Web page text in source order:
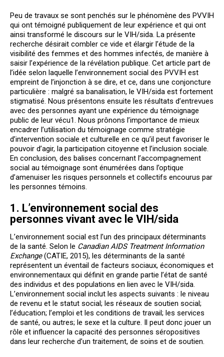
Peu de travaux se sont penchés sur le phénomène des PVVIH
qui ont témoigné publiquement de leur expérience et qui ont
ainsi transformé le discours sur le VIH/sida. La présente
recherche désirait combler ce vide et élargir l’étude de la
visibilité des femmes et des hommes infectés, de manière à
saisir l’expérience de la révélation publique. Cet article part de
l’idée selon laquelle l’environnement social des PVVIH est
empreint de l’injonction à se dire, et ce, dans une conjoncture
particulière : malgré sa banalisation, le VIH/sida est fortement
stigmatisé. Nous présentons ensuite les résultats d’entrevues
avec des personnes ayant une expérience du témoignage
public de leur vécu1. Nous prônons l’importance de mieux
encadrer l’utilisation du témoignage comme stratégie
d’intervention sociale et culturelle en ce qu’il peut favoriser le
pouvoir d’agir, la participation citoyenne et l’inclusion sociale.
En conclusion, des balises concernant l’accompagnement
social au témoignage sont énumérées dans l’optique
d’amenuiser les risques personnels et collectifs encourus par
les personnes témoins.
1. L’environnement social des
personnes vivant avec le VIH/sida
L’environnement social est l’un des principaux déterminants
de la santé. Selon le Canadian AIDS Treatment Information
Exchange(CATIE, 2015), les déterminants de la santé
représentent un éventail de facteurs sociaux, économiques et
environnementaux qui définit en grande partie l’état de santé
des individus et des populations en lien avec le VIH/sida.
L’environnement social inclut les aspects suivants : le niveau
de revenu et le statut social; les réseaux de soutien social;
l’éducation; l’emploi et les conditions de travail; les services
de santé, ou autres; le sexe et la culture. Il peut donc jouer un
rôle et influencer la capacité des personnes séropositives
dans leur recherche d’un traitement, de soins et de soutien.